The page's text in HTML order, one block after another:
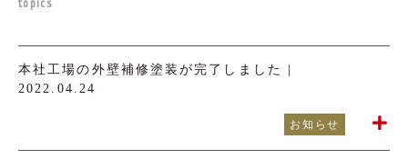
topics
本社工場の外壁補修塗装が完了しました |
2022.04.24
お知らせ